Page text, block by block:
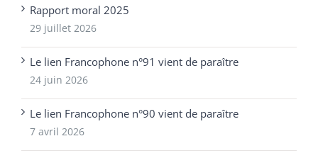
Rapport moral 2025
29 juillet 2026
Le lien Francophone n°91 vient de paraître
24 juin 2026
Le lien Francophone n°90 vient de paraître
7 avril 2026